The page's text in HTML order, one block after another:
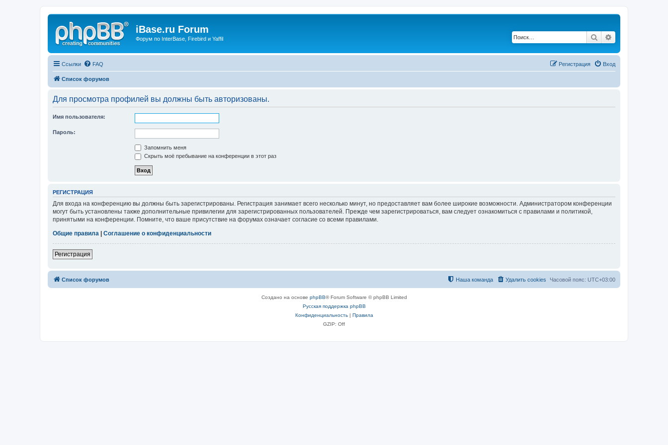
iBase.ru Forum
Форум по InterBase, Firebird и Yaffil Поиск
Ссылки FAQ Вход
Регистрация
Список форумов
Для просмотра профилей вы должны быть авторизованы.
Имя пользователя:
Пароль:
Запомнить меня
Скрыть моё пребывание на конференции в этот раз
РЕГИСТРАЦИЯ
Для входа на конференцию вы должны быть зарегистрированы. Регистрация занимает всего несколько минут, но предоставляет вам более широкие возможности. Администратором конференции
могут быть установлены также дополнительные привилегии для зарегистрированных пользователей. Прежде чем зарегистрироваться, вам следует ознакомиться с правилами и политикой,
принятыми на конференции. Помните, что ваше присутствие на форумах означает согласие со всеми правилами.
Общие правила
Соглашение о конфиденциальности
Регистрация
Список форумов Часовой пояс: UTC+03:00
Удалить cookies
Наша команда
Создано на основе phpBB® Forum Software © phpBB Limited
Русская поддержка phpBB
Конфиденциальность| Правила
GZIP: Off